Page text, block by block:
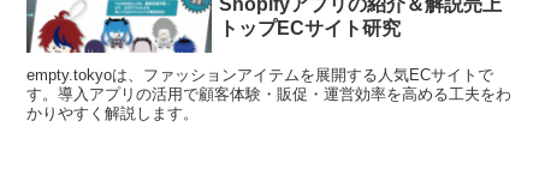
Shopifyアプリの紹介＆解説売上
トップECサイト研究
empty.tokyoは、ファッションアイテムを展開する人気ECサイトで
す。導入アプリの活用で顧客体験・販促・運営効率を高める工夫をわ
かりやすく解説します。